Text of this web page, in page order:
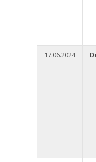
17.06.2024